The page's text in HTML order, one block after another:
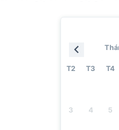
T2 T3 T4
3 4 5